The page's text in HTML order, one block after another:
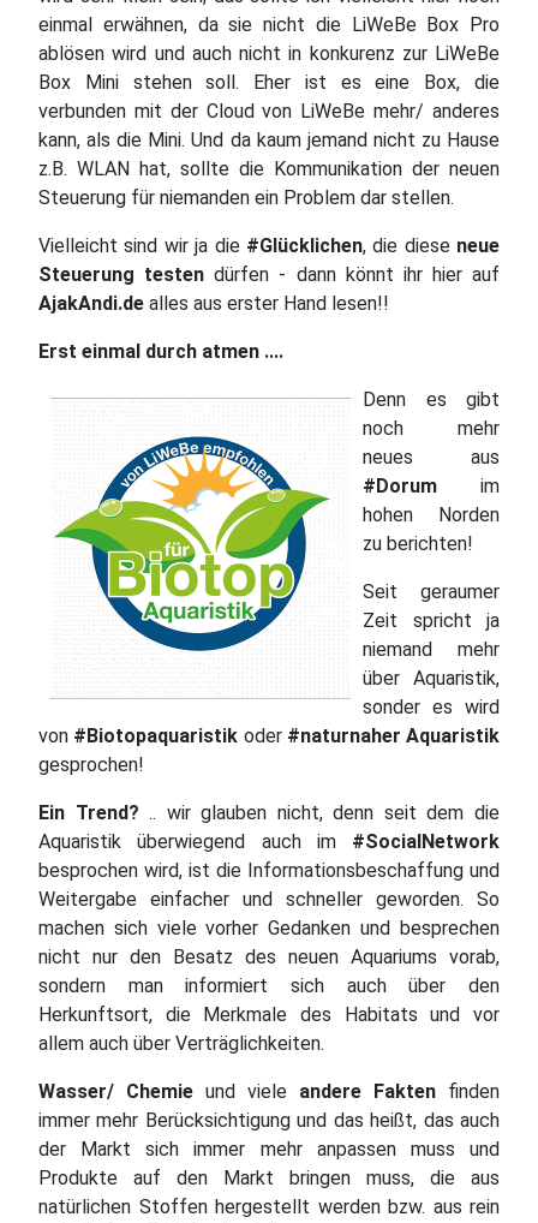
einmal erwähnen, da sie nicht die LiWeBe Box Pro
ablösen wird und auch nicht in konkurenz zur LiWeBe
Box Mini stehen soll. Eher ist es eine Box, die
verbunden mit der Cloud von LiWeBe mehr/ anderes
kann, als die Mini. Und da kaum jemand nicht zu Hause
z.B. WLAN hat, sollte die Kommunikation der neuen
Steuerung für niemanden ein Problem dar stellen.
Vielleicht sind wir ja die #Glücklichen, die diese neue
Steuerung testen dürfen - dann könnt ihr hier auf
AjakAndi.de alles aus erster Hand lesen!!
Erst einmal durch atmen ....
Denn es gibt
noch mehr
neues aus
#Dorum im
hohen Norden
zu berichten!
Seit geraumer
Zeit spricht ja
niemand mehr
über Aquaristik,
sonder es wird
von #Biotopaquaristik oder #naturnaher Aquaristik
gesprochen!
Ein Trend? .. wir glauben nicht, denn seit dem die
Aquaristik überwiegend auch im #SocialNetwork
besprochen wird, ist die Informationsbeschaffung und
Weitergabe einfacher und schneller geworden. So
machen sich viele vorher Gedanken und besprechen
nicht nur den Besatz des neuen Aquariums vorab,
sondern man informiert sich auch über den
Herkunftsort, die Merkmale des Habitats und vor
allem auch über Verträglichkeiten.
Wasser/ Chemie und viele andere Fakten finden
immer mehr Berücksichtigung und das heißt, das auch
der Markt sich immer mehr anpassen muss und
Produkte auf den Markt bringen muss, die aus
natürlichen Stoffen hergestellt werden bzw. aus rein